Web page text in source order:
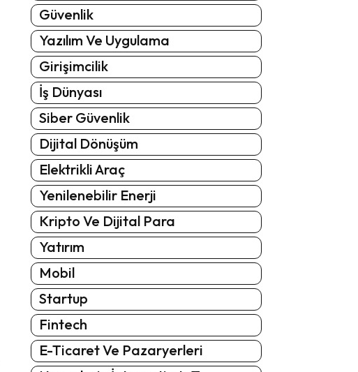
Güvenlik
Yazılım Ve Uygulama
Girişimcilik
İş Dünyası
Siber Güvenlik
Dijital Dönüşüm
Elektrikli Araç
Yenilenebilir Enerji
Kripto Ve Dijital Para
Yatırım
Mobil
Startup
Fintech
E-Ticaret Ve Pazaryerleri